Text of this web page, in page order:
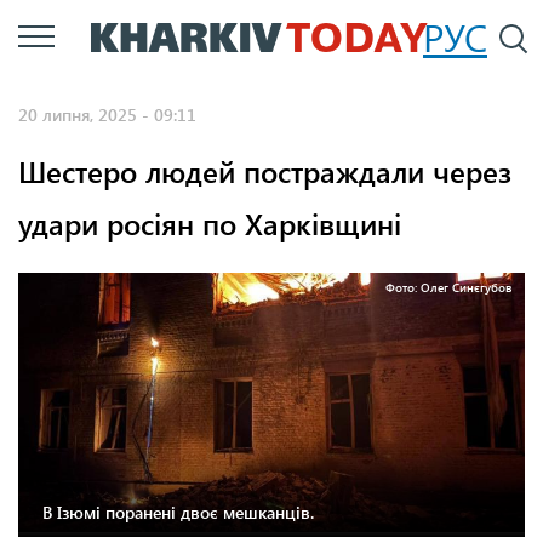
Перейти
до
РУС
20 липня, 2025 - 09:11
Шестеро людей постраждали через
удари росіян по Харківщині
Фото: Олег Синєгубов
В Ізюмі поранені двоє мешканців.